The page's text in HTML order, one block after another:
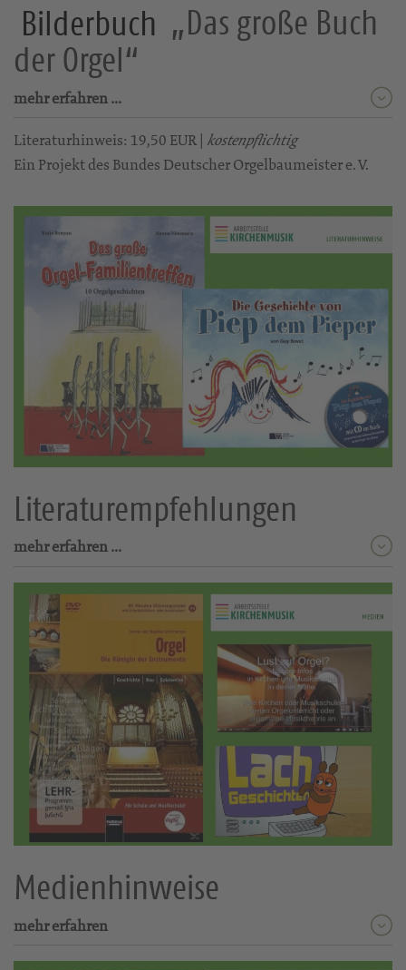
Bilderbuch „Das große Buch
der Orgel“
mehr erfahren …
Literaturhinweis: 19,50 EUR | kostenpflichtig
Ein Projekt des Bundes Deutscher Orgelbaumeister e. V.
Literaturempfehlungen
mehr erfahren …
Medienhinweise
mehr erfahren